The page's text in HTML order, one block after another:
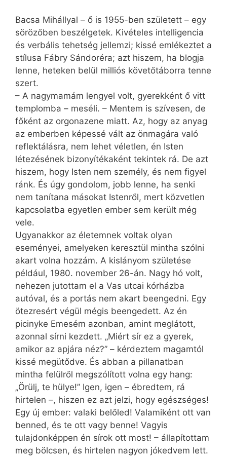
Bacsa Mihállyal – ő is 1955-ben született – egy
sörözőben beszélgetek. Kivételes intelligencia
és verbális tehetség jellemzi; kissé emlékeztet a
stílusa Fábry Sándoréra; azt hiszem, ha blogja
lenne, heteken belül milliós követőtáborra tenne
szert.
– A nagymamám lengyel volt, gyerekként ő vitt
templomba – meséli. – Mentem is szívesen, de
főként az orgonazene miatt. Az, hogy az anyag
az emberben képessé vált az önmagára való
reflektálásra, nem lehet véletlen, én Isten
létezésének bizonyítékaként tekintek rá. De azt
hiszem, hogy Isten nem személy, és nem figyel
ránk. És úgy gondolom, jobb lenne, ha senki
nem tanítana másokat Istenről, mert közvetlen
kapcsolatba egyetlen ember sem került még
vele.
Ugyanakkor az életemnek voltak olyan
eseményei, amelyeken keresztül mintha szólni
akart volna hozzám. A kislányom születése
például, 1980. november 26-án. Nagy hó volt,
nehezen jutottam el a Vas utcai kórházba
autóval, és a portás nem akart beengedni. Egy
ötezresért végül mégis beengedett. Az én
picinyke Emesém azonban, amint meglátott,
azonnal sírni kezdett. „Miért sír ez a gyerek,
amikor az apjára néz?” – kérdeztem magamtól
kissé megütődve. És abban a pillanatban
mintha felülről megszólított volna egy hang:
„Örülj, te hülye!” Igen, igen – ébredtem, rá
hirtelen –, hiszen ez azt jelzi, hogy egészséges!
Egy új ember: valaki belőled! Valamiként ott van
benned, és te ott vagy benne! Vagyis
tulajdonképpen én sírok ott most! – állapítottam
meg bölcsen, és hirtelen nagyon jókedvem lett.